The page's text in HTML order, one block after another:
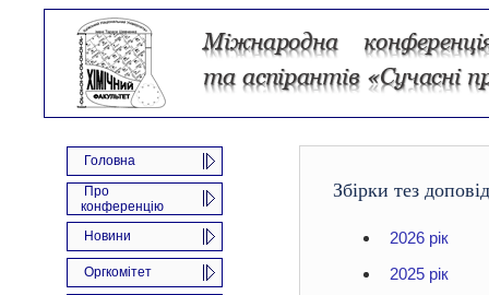
Головна
Про
конференцію
Новини
Оргкомітет
Збірки тез
2026 рік
2025 рік